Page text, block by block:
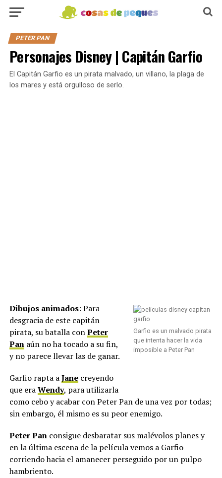
PETER PAN
Personajes Disney | Capitán Garfio
El Capitán Garfio es un pirata malvado, un villano, la plaga de
los mares y está orgulloso de serlo.
Garfio es un malvado pirata
que intenta hacer la vida
imposible a Peter Pan
Dibujos animados: Para
desgracia de este capitán
pirata, su batalla conPeter
Panaún no ha tocado a su fin,
y no parece llevar las de ganar.
Garfio rapta aJanecreyendo
que eraWendy, para utilizarla
como cebo y acabar con Peter Pan de una vez por todas;
sin embargo, él mismo es su peor enemigo.
Peter Pan consigue desbaratar sus malévolos planes y
en la última escena de la película vemos a Garfio
corriendo hacia el amanecer perseguido por un pulpo
hambriento.